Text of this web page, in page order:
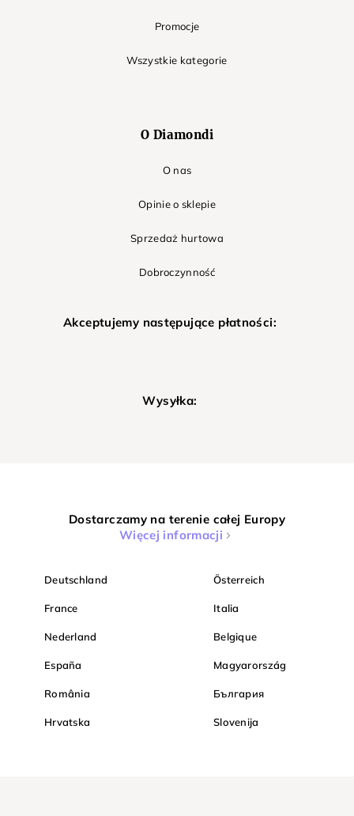
Promocje
Wszystkie kategorie
O Diamondi
O nas
Opinie o sklepie
Sprzedaż hurtowa
Dobroczynność
Akceptujemy następujące płatności:
Wysyłka:
Dostarczamy na terenie całej Europy
Więcej informacji
Deutschland Österreich
France Italia
Nederland Belgique
España Magyarország
România България
Hrvatska Slovenija